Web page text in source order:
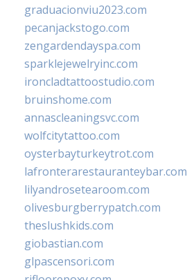
graduacionviu2023.com
pecanjackstogo.com
zengardendayspa.com
sparklejewelryinc.com
ironcladtattoostudio.com
bruinshome.com
annascleaningsvc.com
wolfcitytattoo.com
oysterbayturkeytrot.com
lafronterarestauranteybar.com
lilyandrosetearoom.com
olivesburgberrypatch.com
theslushkids.com
giobastian.com
glpascensori.com